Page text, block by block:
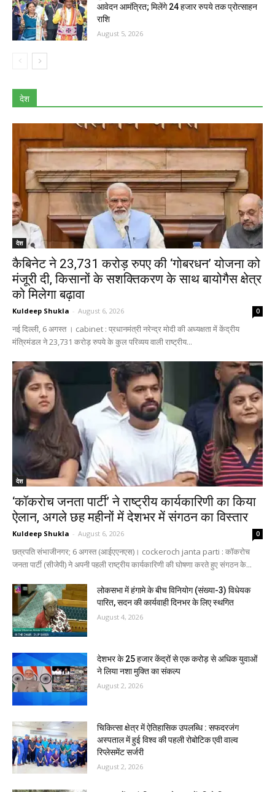
आवेदन आमंत्रित; मिलेंगे 24 हजार रुपये तक प्रोत्साहन
राशि
August 5, 2026
देश
देश
कैबिनेट ने 23,731 करोड़ रुपए की ‘गोबरधन’ योजना को
मंजूरी दी, किसानों के सशक्तिकरण के साथ बायोगैस क्षेत्र
को मिलेगा बढ़ावा
Kuldeep Shukla - August 6, 2026 0
नई दिल्ली, 6 अगस्त । cabinet : प्रधानमंत्री नरेन्‍द्र मोदी की अध्यक्षता में केंद्रीय
मंत्रिमंडल ने 23,731 करोड़ रुपये के कुल परिव्यय वाली राष्ट्रीय...
देश
‘कॉकरोच जनता पार्टी’ ने राष्ट्रीय कार्यकारिणी का किया
ऐलान, अगले छह महीनों में देशभर में संगठन का विस्तार
Kuldeep Shukla - August 6, 2026 0
छत्रपति संभाजीनगर; 6 अगस्त (आईएएनएस)। cockeroch janta parti : कॉकरोच
जनता पार्टी (सीजेपी) ने अपनी पहली राष्ट्रीय कार्यकारिणी की घोषणा करते हुए संगठन के...
लोकसभा में हंगामे के बीच विनियोग (संख्या-3) विधेयक
पारित, सदन की कार्यवाही दिनभर के लिए स्थगित
August 4, 2026
देशभर के 25 हजार केंद्रों से एक करोड़ से अधिक युवाओं
ने लिया नशा मुक्ति का संकल्प
August 2, 2026
चिकित्सा क्षेत्र में ऐतिहासिक उपलब्धि : सफदरजंग
अस्पताल में हुई विश्व की पहली रोबोटिक एवी वाल्व
रिप्लेसमेंट सर्जरी
August 2, 2026